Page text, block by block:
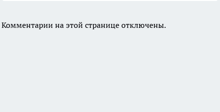
Комментарии на этой странице отключены.